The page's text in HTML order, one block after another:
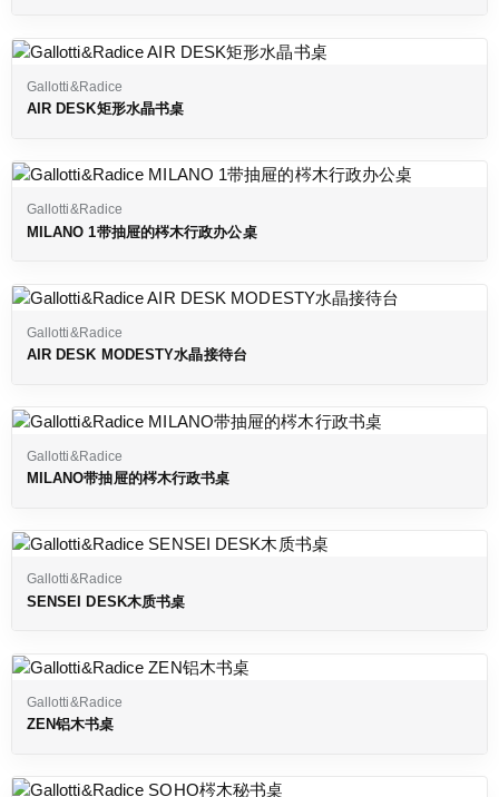
Gallotti&Radice
AIR DESK矩形水晶书桌
Gallotti&Radice
MILANO 1带抽屉的梣木行政办公桌
Gallotti&Radice
AIR DESK MODESTY水晶接待台
Gallotti&Radice
MILANO带抽屉的梣木行政书桌
Gallotti&Radice
SENSEI DESK木质书桌
Gallotti&Radice
ZEN铝木书桌